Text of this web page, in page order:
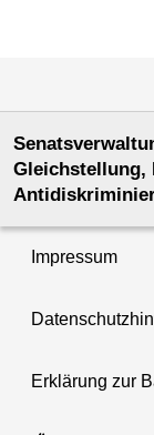
Gleichstellung,
Impressum
Erklärung zur